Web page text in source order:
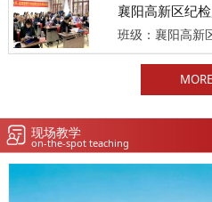
襄阳高新区纪
现场教学
on-the-spot teaching